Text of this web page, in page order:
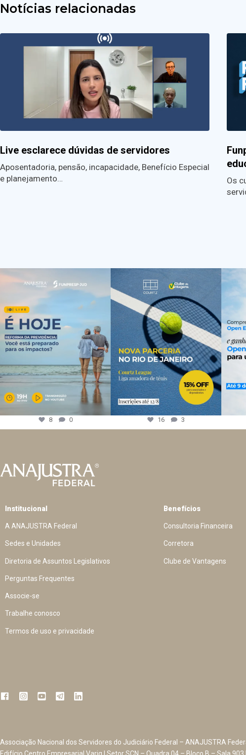
Notícias relacionadas
Live esclarece dúvidas de servidores
Aposentadoria, pensão, incapacidade, Benefício Especial
e planejamento…
Os
8 0 16 3
Institucional
A ANAJUSTRA Federal
Sedes e Unidades
Diretoria de Assuntos Legislativos
Perguntas Frequentes
Associe-se
Trabalhe conosco
Termos de uso e privacidade
Benefícios
Consultoria Financeira
Corretora
Clube de Vantagens
Associação Nacional dos Servidores do Judiciário Federal – ANAJUSTRA